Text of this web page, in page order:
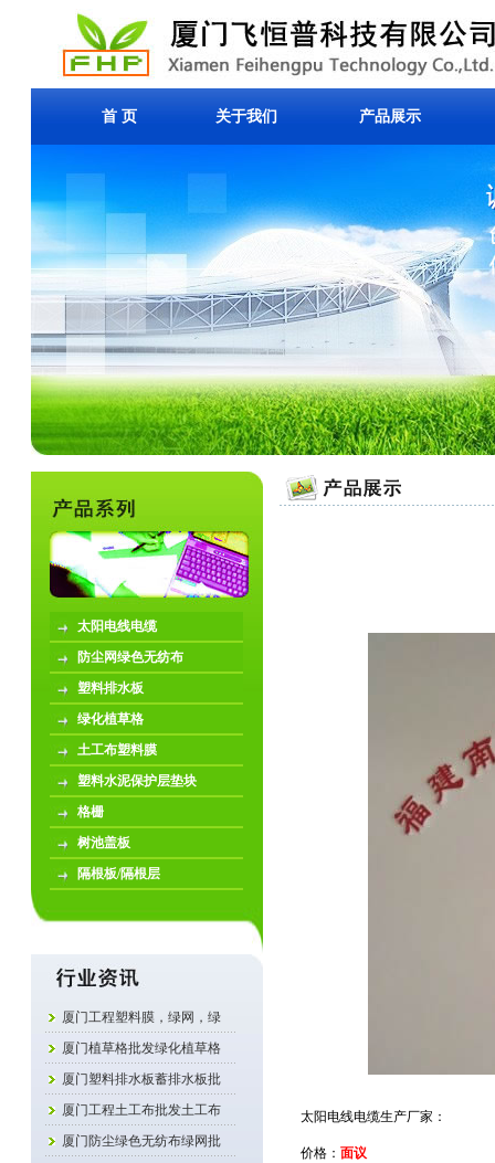
首 页 关于我们 产品展示
太阳电线电缆
防尘网绿色无纺布
塑料排水板
绿化植草格
土工布塑料膜
塑料水泥保护层垫块
格栅
树池盖板
隔根板/隔根层
厦门工程塑料膜，绿网，绿
厦门植草格批发绿化植草格
厦门塑料排水板蓄排水板批
厦门工程土工布批发土工布
厦门防尘绿色无纺布绿网批
太阳电线电缆生产厂家：
价格： 面议